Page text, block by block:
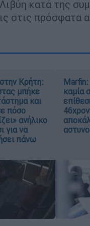
κατά της
στις πρόσφατα
Κρήτη:
μπήκε
και
πόσο
ανήλικο
για να
πάνω
καμία